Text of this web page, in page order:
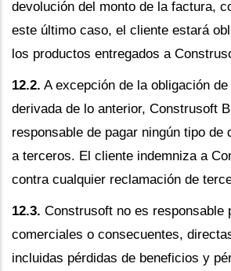
devolución del monto de la factura,
este último caso, el cliente estará
los productos entregados a
12.2. A excepción de la obligación
derivada de lo anterior, Construsoft
responsable de pagar ningún tipo de
a terceros. El cliente indemniza a
contra cualquier reclamación de
12.3. Construsoft no es responsable
comerciales o consecuentes,
incluidas pérdidas de beneficios y